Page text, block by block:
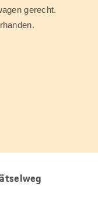
gerecht.